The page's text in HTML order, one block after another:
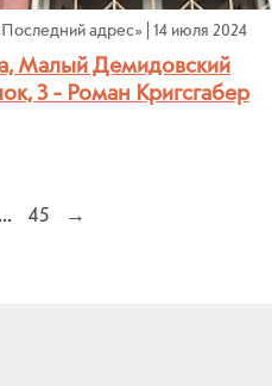
адрес» 14 июля 2024
Малый Демидовский
3 - Роман Кригсгабер
... 45 →